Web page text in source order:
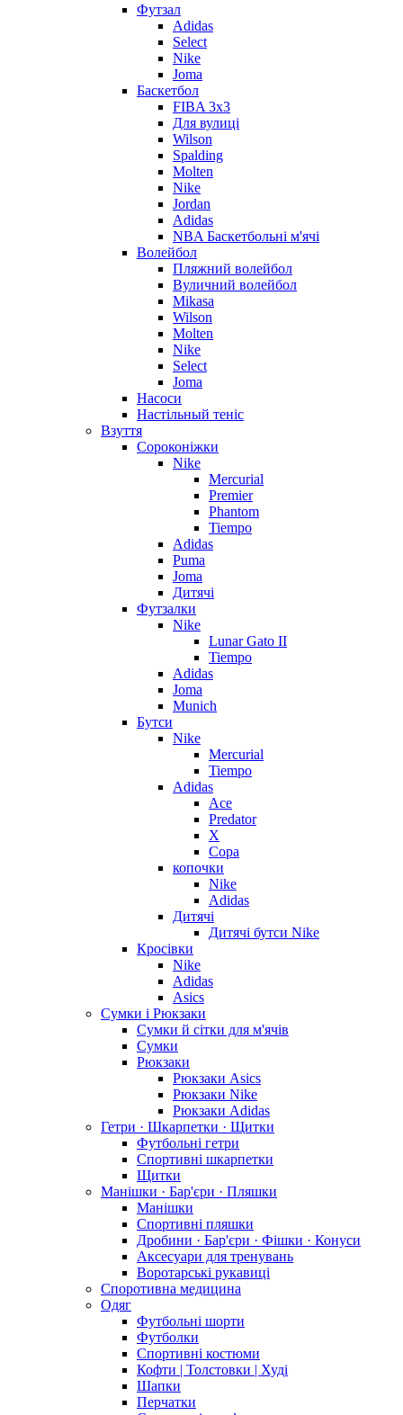
Футзал
Adidas
Select
Nike
Joma
Баскетбол
FIBA 3x3
Для вулиці
Wilson
Spalding
Molten
Nike
Jordan
Adidas
NBA Баскетбольні м'ячі
Волейбол
Пляжний волейбол
Вуличний волейбол
Mikasa
Wilson
Molten
Nike
Select
Joma
Насоси
Настільный теніс
Взуття
Сороконіжки
Nike
Mercurial
Premier
Phantom
Tiempo
Adidas
Puma
Joma
Дитячі
Футзалки
Nike
Lunar Gato II
Tiempo
Adidas
Joma
Munich
Бутси
Nike
Mercurial
Tiempo
Adidas
Ace
Predator
X
Copa
копочки
Nike
Adidas
Дитячі
Дитячі бутси Nike
Кросівки
Nike
Adidas
Asics
Сумки і Рюкзаки
Сумки й сітки для м'ячів
Сумки
Рюкзаки
Рюкзаки Asics
Рюкзаки Nike
Рюкзаки Adidas
Гетри · Шкарпетки · Щитки
Футбольні гетри
Спортивні шкарпетки
Щитки
Манішки · Бар'єри · Пляшки
Манішки
Спортивні пляшки
Дробини · Бар'єри · Фішки · Конуси
Аксесуари для тренувань
Воротарські рукавиці
Споротивна медицина
Одяг
Футбольні шорти
Футболки
Спортивні костюми
Кофти | Толстовки | Худі
Шапки
Перчатки